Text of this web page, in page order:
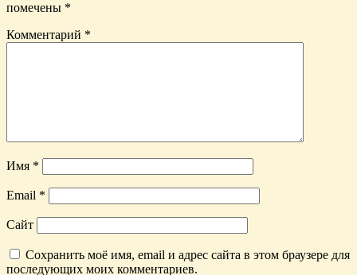
помечены *
Комментарий *
Имя *
Email *
Сайт
Сохранить моё имя, email и адрес сайта в этом браузере для
последующих моих комментариев.